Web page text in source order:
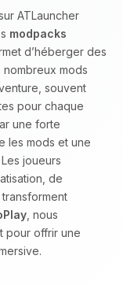
ATLauncher
modpacks
d’héberger des
mods
souvent
pour chaque
une forte
les mods et une
joueurs
de
, nous
pour offrir une
me
ton petit
ce dont
mes